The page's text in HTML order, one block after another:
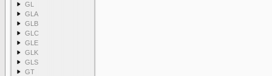
GL
GLA
GLB
GLC
GLE
GLK
GLS
GT